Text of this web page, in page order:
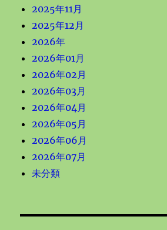
2025年11月
2025年12月
2026年
2026年01月
2026年02月
2026年03月
2026年04月
2026年05月
2026年06月
2026年07月
未分類